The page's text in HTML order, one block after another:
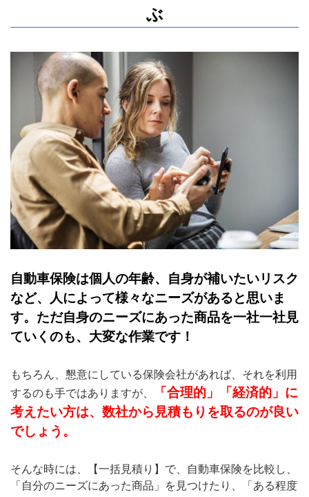
ぶ
自動車保険は個人の年齢、自身が補いたいリスク
など、人によって様々なニーズがあると思いま
す。ただ自身のニーズにあった商品を一社一社見
ていくのも、大変な作業です！
もちろん、懇意にしている保険会社があれば、それを利用
するのも手ではありますが、
「合理的」「経済的」に
考えたい方は、数社から見積もりを取るのが良い
でしょう。
そんな時には、【一括見積り】で、自動車保険を比較し、
「自分のニーズにあった商品」を見つけたり、「ある程度